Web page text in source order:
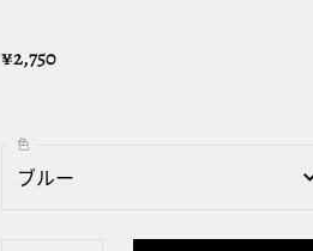
¥2,750
ブルー